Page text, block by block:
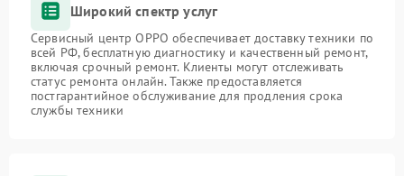
Широкий спектр услуг
Сервисный центр OPPO обеспечивает доставку техники по
всей РФ, бесплатную диагностику и качественный ремонт,
включая срочный ремонт. Клиенты могут отслеживать
статус ремонта онлайн. Также предоставляется
постгарантийное обслуживание для продления срока
службы техники